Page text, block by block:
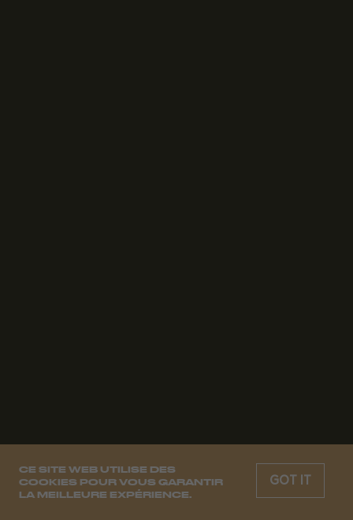
CE SITE WEB UTILISE DES
COOKIES POUR VOUS GARANTIR
LA MEILLEURE EXPÉRIENCE.
GOT IT